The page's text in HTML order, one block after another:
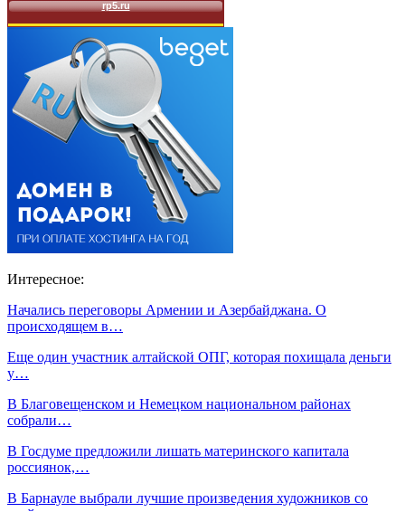
Интересное:
Начались переговоры Армении и Азербайджана. О
происходящем в…
Еще один участник алтайской ОПГ, которая похищала деньги
у…
В Благовещенском и Немецком национальном районах
собрали…
В Госдуме предложили лишать материнского капитала
россиянок,…
В Барнауле выбрали лучшие произведения художников со